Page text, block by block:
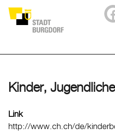
Abfall
Ausländerinnen und
Kinder,
Link
http://www.ch.ch/de/